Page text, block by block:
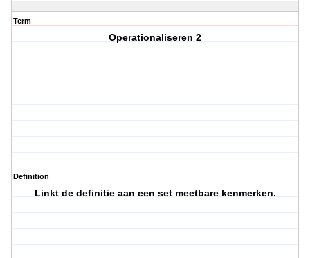
Term
Operationaliseren 2
Definition
Linkt de definitie aan een set meetbare kenmerken.